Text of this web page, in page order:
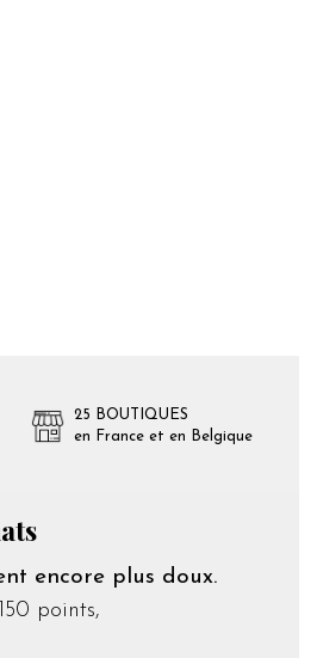
25 BOUTIQUES
en France et en Belgique
encore plus doux.
points,